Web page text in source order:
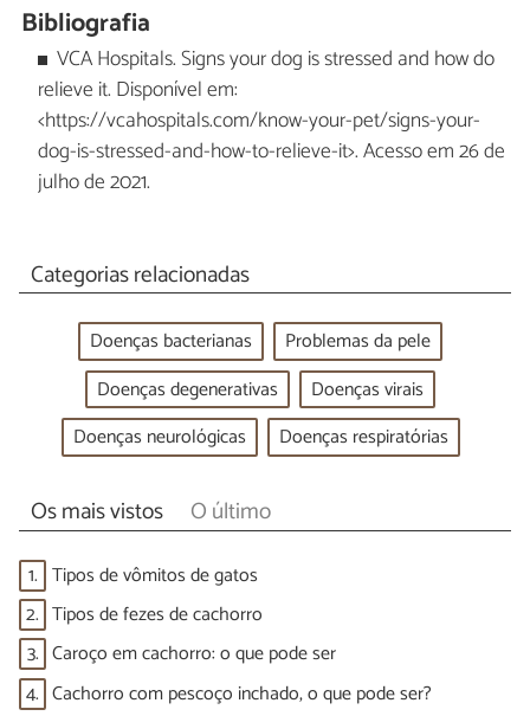
Bibliografia
VCA Hospitals. Signs your dog is stressed and how do
relieve it. Disponível em:
<https://vcahospitals.com/know-your-pet/signs-your-
dog-is-stressed-and-how-to-relieve-it>. Acesso em 26 de
julho de 2021.
Categorias relacionadas
Doenças bacterianas
Problemas da pele
Doenças degenerativas
Doenças virais
Doenças neurológicas
Doenças respiratórias
Os mais vistos O último
1. Tipos de vômitos de gatos
2. Tipos de fezes de cachorro
3. Caroço em cachorro: o que pode ser
4. Cachorro com pescoço inchado, o que pode ser?